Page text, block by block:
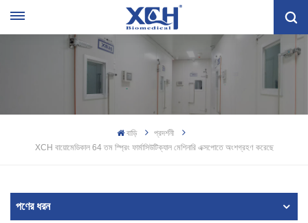
বাড়ি
প্রদর্শনী
XCH বায়োমেডিকাল 64 তম স্প্রিং ফার্মাসিউটিক্যাল মেশিনারি এক্সপোতে অংশগ্রহণ করেছে
পণের ধরন